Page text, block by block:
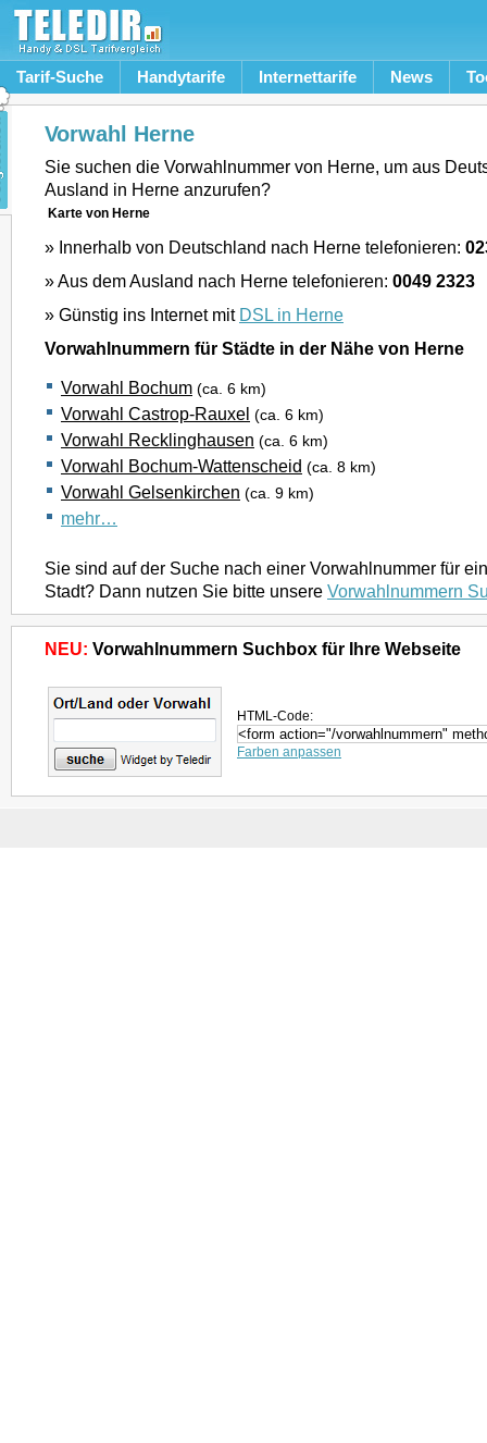
Tarif-Suche Handytarife Internettarife News
Vorwahl Herne
Sie suchen die Vorwahlnummer von Herne, um aus
Ausland in Herne anzurufen?
Karte von Herne
» Innerhalb von Deutschland nach Herne telefonieren:
» Aus dem Ausland nach Herne telefonieren: 0049 2323
» Günstig ins Internet mit DSL in Herne
Vorwahlnummern für Städte in der Nähe von Herne
Vorwahl Bochum (ca. 6 km)
Vorwahl Castrop-Rauxel (ca. 6 km)
Vorwahl Recklinghausen (ca. 6 km)
Vorwahl Bochum-Wattenscheid (ca. 8 km)
Vorwahl Gelsenkirchen (ca. 9 km)
mehr…
Sie sind auf der Suche nach einer Vorwahlnummer für
Stadt? Dann nutzen Sie bitte unsere Vorwahlnummern
NEU: Vorwahlnummern Suchbox für Ihre Webseite
HTML-Code:
Farben anpassen